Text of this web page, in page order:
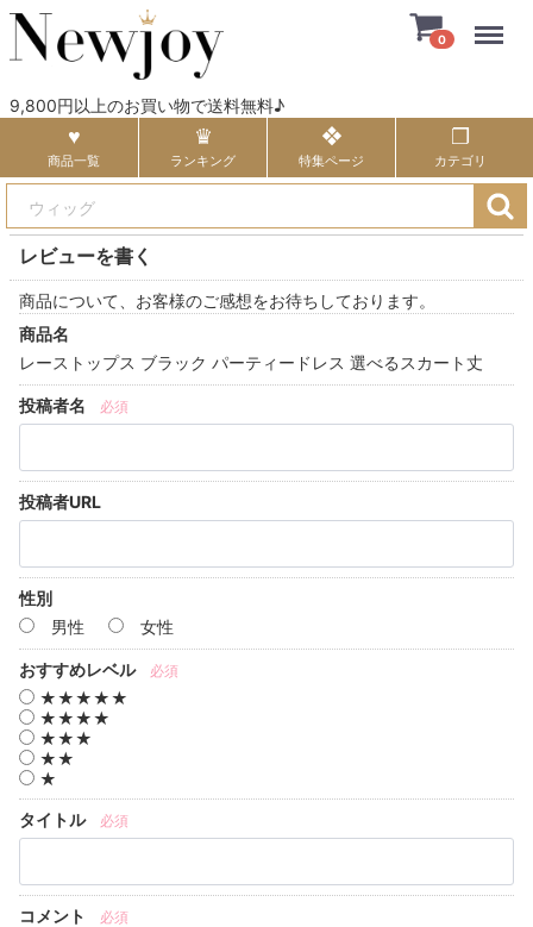
9,800円以上のお買い物で送料無料♪
0
商品一覧 ランキング 特集ページ カテゴリ
レビューを書く
商品について、お客様のご感想をお待ちしております。
商品名
レーストップス ブラック パーティードレス 選べるスカート丈
投稿者名 必須
投稿者URL
性別
男性
女性
おすすめレベル 必須
★★★★★
★★★★
★★★
★★
★
タイトル
必須
コメント 必須